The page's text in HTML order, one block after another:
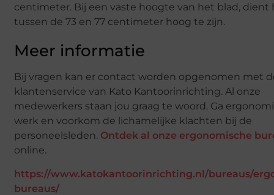
centimeter. Bij een vaste hoogte van het blad, dient
tussen de 73 en 77 centimeter hoog te zijn.
Meer informatie
Bij vragen kan er contact worden opgenomen met
klantenservice van Kato Kantoorinrichting. Al onze
medewerkers staan jou graag te woord. Ga
werk en voorkom de lichamelijke klachten bij de
personeelsleden. Ontdek al onze ergonomische
online.
https://www.katokantoorinrichting.nl/bureaus/
bureaus/